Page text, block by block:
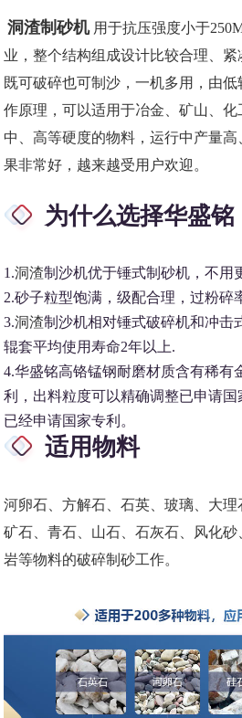
洞渣制砂机 用于抗压强度小于
业，整个结构组成设计比较合理、紧
既可破碎也可制沙，一机多用，由
作原理，可以适用于冶金、矿山、
中、高等硬度的物料，运行中产量
果非常好，越来越受用户欢迎。
为什么选择华盛铭
1.洞渣制沙机优于锤式制砂机，不用
2.砂子粒型饱满，级配合理，过粉碎
3.洞渣制沙机相对锤式破碎机和冲击
辊套平均使用寿命2年以上.
4.华盛铭高铬锰钢耐磨材质含有稀有
利，出料粒度可以精确调整已申请国
已经申请国家专利。
适用物料
河卵石、方解石、石英、玻璃、大
矿石、青石、山石、石灰石、风化
岩等物料的破碎制砂工作。